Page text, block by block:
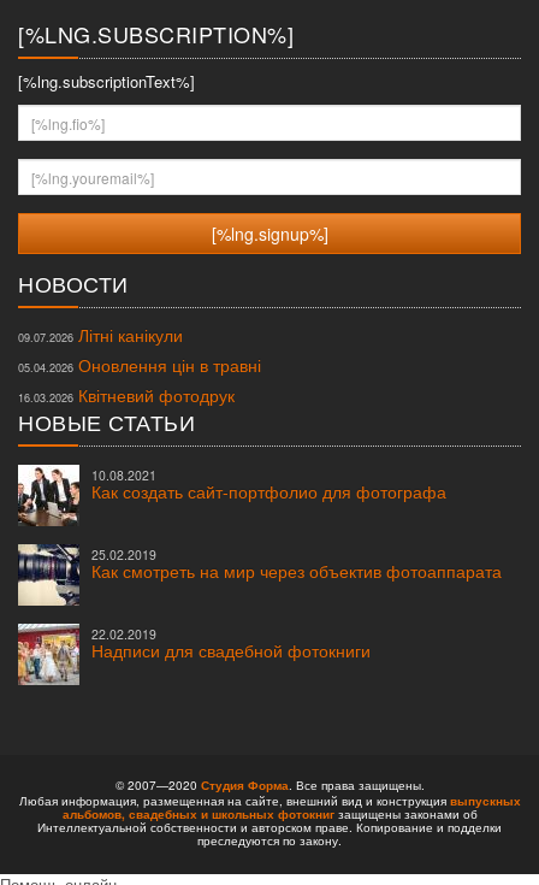
[%LNG.SUBSCRIPTION%]
[%lng.subscriptionText%]
[%lng.fio%]
[%lng.youremail%]
НОВОСТИ
09.07.2026 Літні канікули
05.04.2026 Оновлення цін в травні
16.03.2026 Квітневий фотодрук
НОВЫЕ СТАТЬИ
10.08.2021
Как создать сайт-портфолио для фотографа
25.02.2019
Как смотреть на мир через объектив фотоаппарата
22.02.2019
Надписи для свадебной фотокниги
© 2007—2020 Студия Форма. Все права защищены.
Любая информация, размещенная на сайте, внешний вид и конструкция выпускных
альбомов, свадебных и школьных фотокнигзащищены законами об
Интеллектуальной собственности и авторском праве. Копирование и подделки
преследуются по закону.